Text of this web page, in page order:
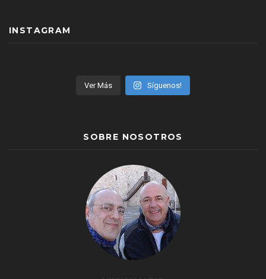
INSTAGRAM
Ver Más Síguenos!
SOBRE NOSOTROS